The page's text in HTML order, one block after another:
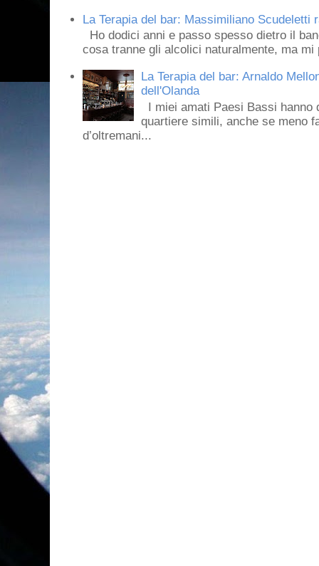
La Terapia del bar: Massimiliano
Ho dodici anni e passo spesso dietro il
cosa tranne gli alcolici naturalmente, ma mi
La Terapia del bar: Arnaldo
dell'Olanda
I miei amati Paesi Bassi
quartiere simili, anche se meno
d’oltremani...